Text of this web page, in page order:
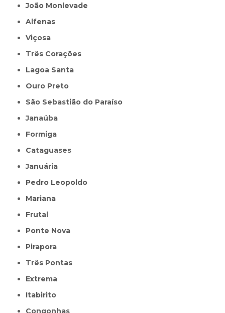
João Monlevade
Alfenas
Viçosa
Três Corações
Lagoa Santa
Ouro Preto
São Sebastião do Paraíso
Janaúba
Formiga
Cataguases
Januária
Pedro Leopoldo
Mariana
Frutal
Ponte Nova
Pirapora
Três Pontas
Extrema
Itabirito
Congonhas